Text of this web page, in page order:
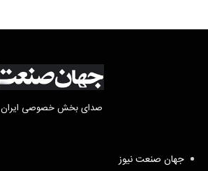
صدای بخش خصوصی ایران
جهان صنعت نیوز